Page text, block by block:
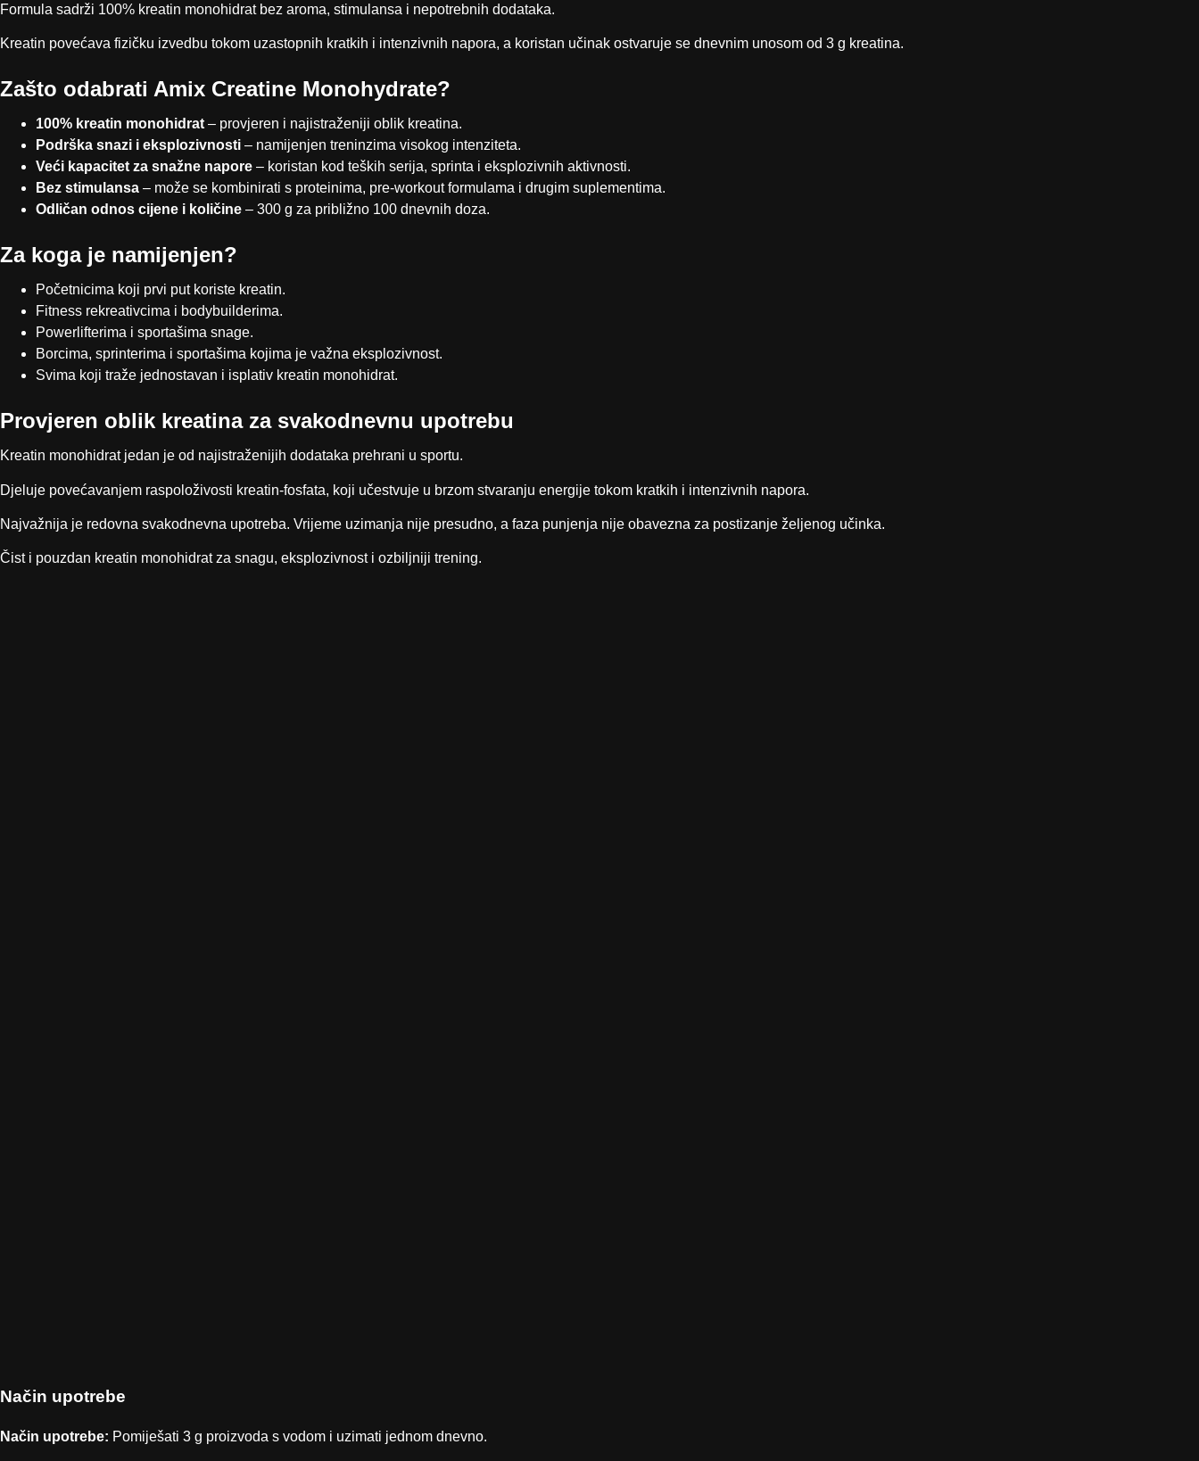
Formula sadrži 100% kreatin monohidrat bez aroma, stimulansa i nepotrebnih dodataka.
Kreatin povećava fizičku izvedbu tokom uzastopnih kratkih i intenzivnih napora, a koristan učinak ostvaruje se dnevnim unosom od 3 g kreatina.
Zašto odabrati Amix Creatine Monohydrate?
100% kreatin monohidrat – provjeren i najistraženiji oblik kreatina.
Podrška snazi i eksplozivnosti – namijenjen treninzima visokog intenziteta.
Veći kapacitet za snažne napore – koristan kod teških serija, sprinta i eksplozivnih aktivnosti.
Bez stimulansa – može se kombinirati s proteinima, pre-workout formulama i drugim suplementima.
Odličan odnos cijene i količine – 300 g za približno 100 dnevnih doza.
Za koga je namijenjen?
Početnicima koji prvi put koriste kreatin.
Fitness rekreativcima i bodybuilderima.
Powerlifterima i sportašima snage.
Borcima, sprinterima i sportašima kojima je važna eksplozivnost.
Svima koji traže jednostavan i isplativ kreatin monohidrat.
Provjeren oblik kreatina za svakodnevnu upotrebu
Kreatin monohidrat jedan je od najistraženijih dodataka prehrani u sportu.
Djeluje povećavanjem raspoloživosti kreatin-fosfata, koji učestvuje u brzom stvaranju energije tokom kratkih i intenzivnih napora.
Najvažnija je redovna svakodnevna upotreba. Vrijeme uzimanja nije presudno, a faza punjenja nije obavezna za postizanje željenog učinka.
Čist i pouzdan kreatin monohidrat za snagu, eksplozivnost i ozbiljniji trening.
Način upotrebe
Način upotrebe: Pomiješati 3 g proizvoda s vodom i uzimati jednom dnevno.